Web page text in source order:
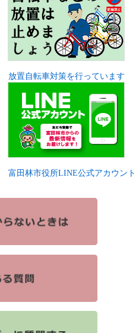
放置自転車対策を行っています
富田林市役所LINE公式アカウント